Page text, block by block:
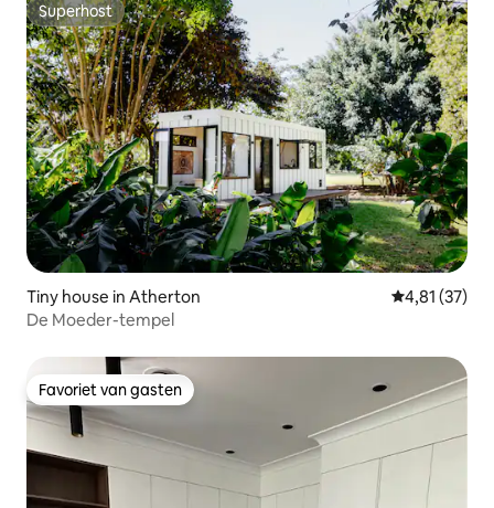
Superhost
Superhost
Tiny house in Atherton Gemiddelde
4,81 (37)
De Moeder-tempel
Favoriet van gasten
Favoriet van gasten